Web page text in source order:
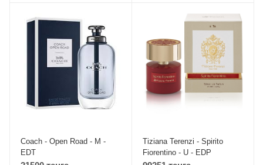
Coach - Open Road - M -
EDT
Tiziana Terenzi - Spirito
Fiorentino - U - EDP